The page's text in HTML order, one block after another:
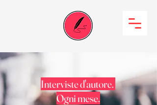
Interviste d'autore.
Ogni mese.